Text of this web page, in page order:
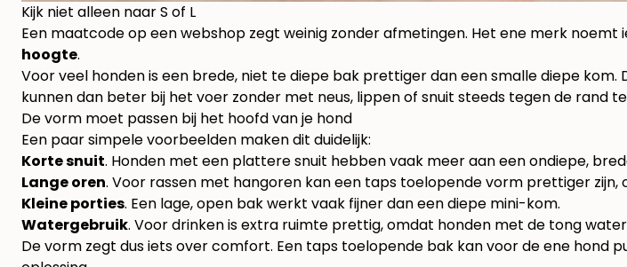
Kijk niet alleen naar S of L
Een maatcode op een webshop zegt weinig zonder afmetingen. Het ene merk noemt
hoogte.
Voor veel honden is een brede, niet te diepe bak prettiger dan een smalle diepe
kunnen dan beter bij het voer zonder met neus, lippen of snuit steeds tegen de rand
De vorm moet passen bij het hoofd van je hond
Een paar simpele voorbeelden maken dit duidelijk:
Korte snuit. Honden met een plattere snuit hebben vaak meer aan een ondiepe,
Lange oren. Voor rassen met hangoren kan een taps toelopende vorm prettiger
Kleine porties. Een lage, open bak werkt vaak fijner dan een diepe mini-kom.
Watergebruik. Voor drinken is extra ruimte prettig, omdat honden met de tong
De vorm zegt dus iets over comfort. Een taps toelopende bak kan voor de ene hond